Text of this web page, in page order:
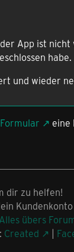
App ist
habe.
und wieder
Formular eine
dir zu helfen!
Alles übers
Created |